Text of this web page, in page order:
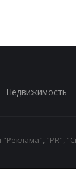
Недвижимость
"PR",